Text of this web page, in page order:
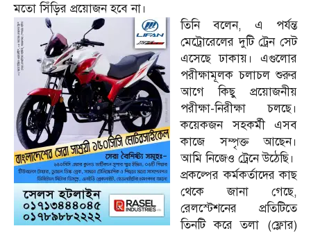
মতো সিঁড়ির প্রয়োজন হবে না।
তিনি বলেন, এ পর্যন্ত
মেট্রোরেলের দুটি ট্রেন সেট
এসেছে ঢাকায়। এগুলোর
পরীক্ষামূলক চলাচল শুরুর
আগে কিছু প্রয়োজনীয়
পরীক্ষা-নিরীক্ষা চলছে।
কয়েকজন সহকর্মী এসব
কাজে সম্পৃক্ত আছেন।
আমি নিজেও ট্রেনে উঠেছি।
প্রকল্পের কর্মকর্তাদের কাছ
থেকে জানা গেছে,
রেলস্টেশনের প্রতিটিতে
তিনটি করে তলা (ফ্লোর)